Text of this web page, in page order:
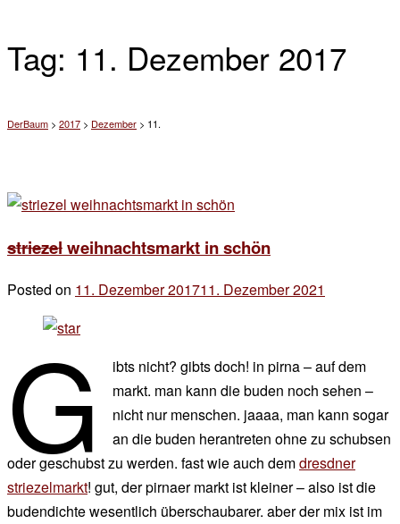
Tag: 11. Dezember 2017
DerBaum > 2017 > Dezember > 11.
striezelweihnachtsmarkt in schön
Posted on 11. Dezember 201711. Dezember 2021
g
ibts nicht? gibts doch! in pirna – auf dem
markt. man kann die buden noch sehen –
nicht nur menschen. jaaaa, man kann sogar
an die buden herantreten ohne zu schubsen
oder geschubst zu werden. fast wie auch demdresdner
striezelmarkt! gut, der pirnaer markt ist kleiner – also ist die
budendichte wesentlich überschaubarer. aber der mix ist im